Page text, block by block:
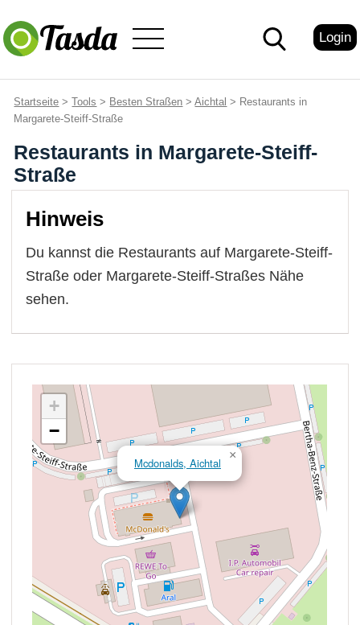
Login
Startseite >Tools > Besten Straßen >Aichtal > Restaurants in
Margarete-Steiff-Straße
Restaurants in Margarete-Steiff-
Straße
Hinweis
Du kannst die Restaurants auf Margarete-Steiff-
Straße oder Margarete-Steiff-Straßes Nähe
sehen.